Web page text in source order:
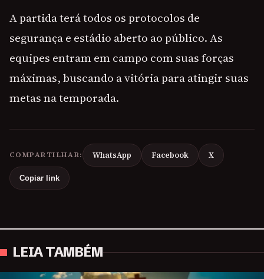
A partida terá todos os protocolos de
segurança e estádio aberto ao público. As
equipes entram em campo com suas forças
máximas, buscando a vitória para atingir suas
metas na temporada.
COMPARTILHAR: WhatsApp Facebook X
Copiar link
LEIA TAMBÉM